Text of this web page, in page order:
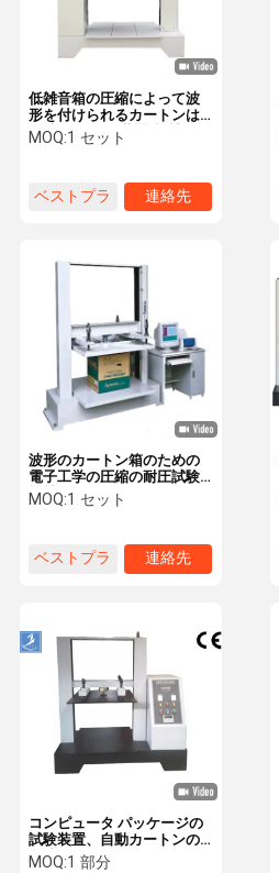
ホーム 製品
工場 ツアー 品質管理
ケース
産業オーブン
低雑音箱の圧縮によって波
形を付けられるカートンは
圧縮テスター/装置/機械に抵
抗します
MOQ:1 セット
ベストプラ
連絡先
波形のカートン箱のための
電子工学の圧縮の耐圧試験
機械
MOQ:1 セット
ベストプラ
連絡先
コンピュータ パッケージの
試験装置、自動カートンの
圧縮のテスター、
MOQ:1 部分